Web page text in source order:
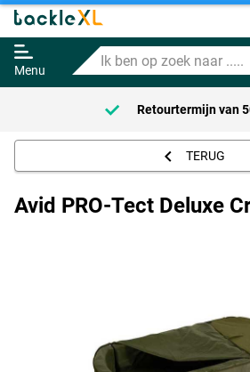
Menu
Ik
ben
op
zoek
naar
Avid PRO-Tect Deluxe
Adviesprijs
154.99
119.95
Retourtermijn van50
TERUG
Avid PRO-Tect Deluxe